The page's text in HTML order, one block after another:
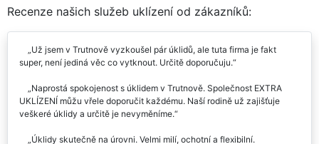
Recenze našich služeb uklízení od zákazníků:
Už jsem v Trutnově vyzkoušel pár úklidů, ale tuta firma je fakt
super, není jediná věc co vytknout. Určitě doporučuju.
Naprostá spokojenost s úklidem v Trutnově. Společnost EXTRA
UKLÍZENÍ můžu vřele doporučit každému. Naší rodině už zajišťuje
veškeré úklidy a určitě je nevyměníme.
Úklidy skutečně na úrovni. Velmi milí, ochotní a flexibilní.